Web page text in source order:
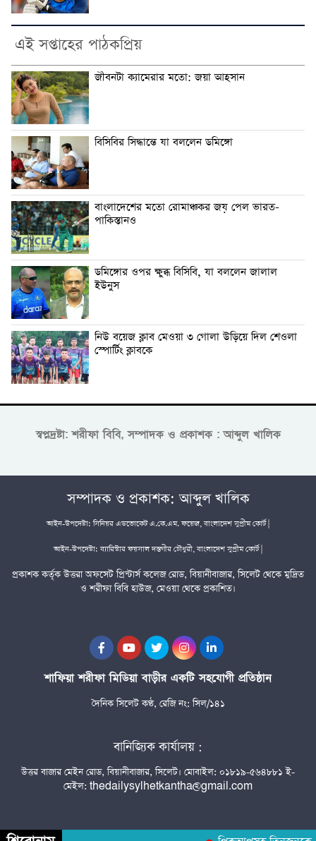
এই সপ্তাহের পাঠকপ্রিয়
জীবনটা ক্যামেরার মতো: জয়া আহসান
বিসিবির সিদ্ধান্তে যা বললেন ডমিঙ্গো
বাংলাদেশের মতো রোমাঞ্চকর জয় পেল ভারত-
পাকিস্তানও
ডমিঙ্গোর ওপর ক্ষুব্ধ বিসিবি, যা বললেন জালাল
ইউনুস
নিউ বয়েজ ক্লাব মেওয়া ৩ গোলা উড়িয়ে দিল শেওলা
স্পোর্টিং ক্লাবকে
স্বপ্নদ্রষ্টা: শরীফা বিবি, সম্পাদক ও প্রকাশক : আব্দুল খালিক
সম্পাদক ও প্রকাশক: আব্দুল খালিক
আইন-উপদেষ্টা: সিনিয়র এডভোকেট এ.কে.এম. ফয়েজ, বাংলাদেশ সুপ্রীম কোর্ট |
আইন-উপদেষ্টা: ব্যারিস্টার ফয়সাল দস্তগীর চৌধুরী, বাংলাদেশ সুপ্রীম কোর্ট |
প্রকাশক কর্তৃক উত্তরা অফসেট প্রিন্টার্স কলেজ রোড, বিয়ানীবাজার, সিলেট থেকে মুদ্রিত
ও শরীফা বিবি হাউজ, মেওয়া থেকে প্রকাশিত।
শাফিয়া শরীফা মিডিয়া বাড়ীর একটি সহযোগী প্রতিষ্ঠান
দৈনিক সিলেট কণ্ঠ, রেজি নং: সিল/১৪১
বানিজ্যিক কার্যালয় :
উত্তর বাজার মেইন রোড, বিয়ানীবাজার, সিলেট। মোবাইল: ০১৮১৯-৫৬৪৮৮১ ই-
মেইল: thedailysylhetkantha@gmail.com